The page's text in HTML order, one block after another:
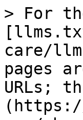
> For
care/
pages
URLs;